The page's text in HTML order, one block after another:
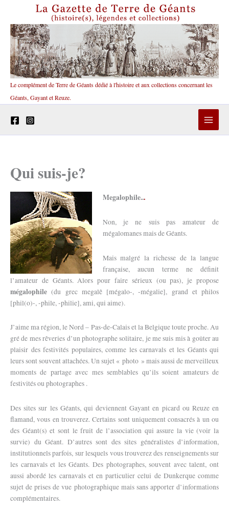
contenu
Le complément de Terre de Géants dédié à l'histoire et aux collections concernant les
Géants, Gayant et Reuze.
Qui suis-je?
Megalophile...
Non, je ne suis pas amateur de
mégalomanes mais de Géants.
Mais malgré la richesse de la langue
française, aucun terme ne définit
l’amateur de Géants. Alors pour faire sérieux (ou pas), je propose
mégalophile (du grec megalê [mégalo-, -mégalie], grand et philos
[phil(o)-, -phile, -philie], ami, qui aime).
J’aime ma région, le Nord – Pas-de-Calais et la Belgique toute proche. Au
gré de mes rêveries d’un photographe solitaire, je me suis mis à goûter au
plaisir des festivités populaires, comme les carnavals et les Géants qui
leurs sont souvent attachées. Un sujet « photo » mais aussi de merveilleux
moments de partage avec mes semblables qu’ils soient amateurs de
festivités ou photographes .
Des sites sur les Géants, qui deviennent Gayant en picard ou Reuze en
flamand, vous en trouverez. Certains sont uniquement consacrés à un ou
des Géant(s) et sont le fruit de l’association qui assure la vie (voir la
survie) du Géant. D’autres sont des sites généralistes d’information,
institutionnels parfois, sur lesquels vous trouverez des renseignements sur
les carnavals et les Géants. Des photographes, souvent avec talent, ont
aussi abordé les carnavals et en particulier celui de Dunkerque comme
sujet de prises de vue photographique mais sans apporter d’informations
complémentaires.